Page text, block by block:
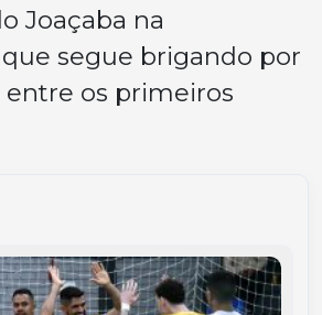
Joaçaba na
segue brigando por
entre os primeiros